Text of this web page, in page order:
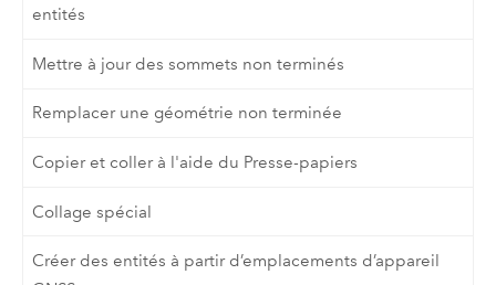
entités
Mettre à jour des sommets non terminés
Remplacer une géométrie non terminée
Copier et coller à l'aide du Presse-papiers
Collage spécial
Créer des entités à partir d’emplacements d’appareil